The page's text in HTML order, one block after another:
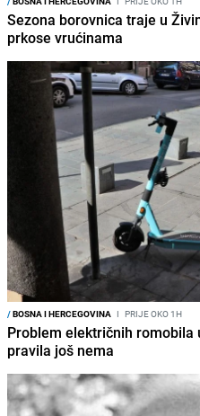
Sezona borovnica traje u
prkose vrućinama
/BOSNA I HERCEGOVINA I PRIJE OKO 1H
Problem električnih romobila
pravila još nema